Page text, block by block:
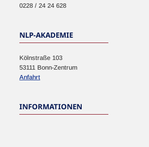
0228 / 24 24 628
NLP-AKADEMIE
Kölnstraße 103
53111 Bonn-Zentrum
Anfahrt
INFORMATIONEN